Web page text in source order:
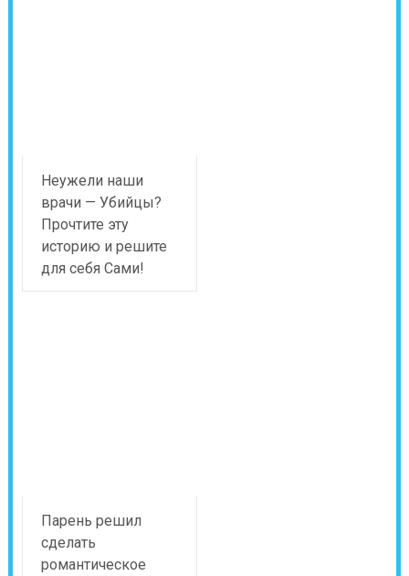
Неужели наши
врачи — Убийцы?
Прочтите эту
историю и решите
для себя Сами!
Парень решил
сделать
романтическое